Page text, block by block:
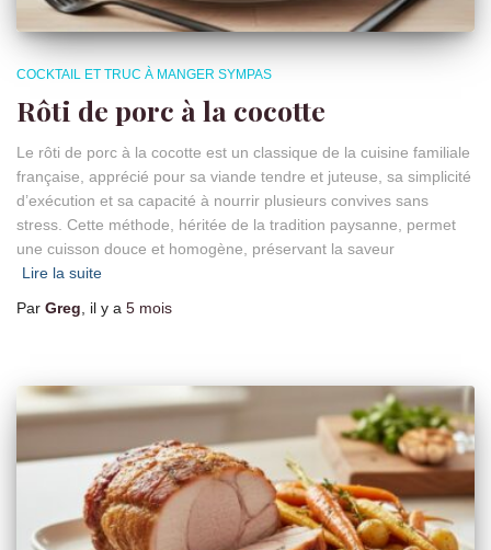
COCKTAIL ET TRUC À MANGER SYMPAS
Rôti de porc à la cocotte
Le rôti de porc à la cocotte est un classique de la cuisine familiale
française, apprécié pour sa viande tendre et juteuse, sa simplicité
d’exécution et sa capacité à nourrir plusieurs convives sans
stress. Cette méthode, héritée de la tradition paysanne, permet
une cuisson douce et homogène, préservant la saveur
Lire la suite
Par Greg, il y a 5 mois